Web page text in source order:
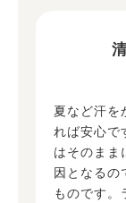
夏など汗を
れば安心で
はそのまま
因となるの
ものです